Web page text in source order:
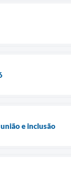
e inclusão